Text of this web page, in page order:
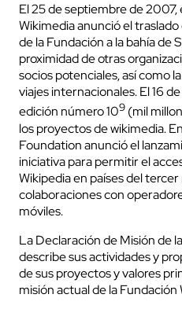
El 25 de septiembre de 2007,
Wikimedia anunció el
de la Fundación a la bahía de
proximidad de otras
socios potenciales, así como
viajes internacionales. El 16
edición número 109 (mil
los proyectos de wikimedia.
Foundation anunció el
iniciativa para permitir el
Wikipedia en países del
colaboraciones con
móviles.
La Declaración de Misión de
describe sus actividades y
de sus proyectos y valores
misión actual de la Fundación